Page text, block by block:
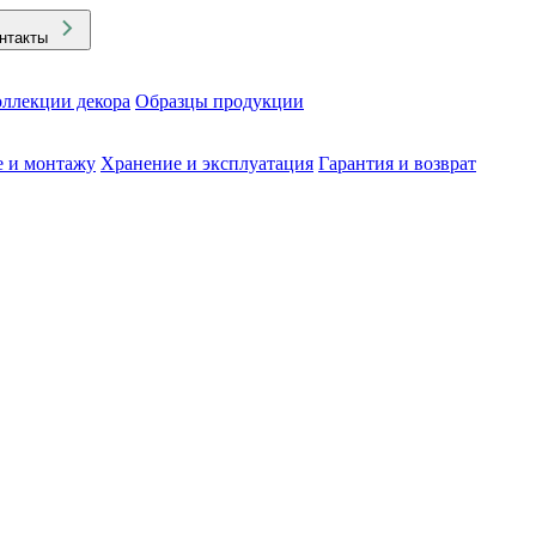
декора Образцы продукции
и монтажу Хранение и эксплуатация Гарантия и возврат